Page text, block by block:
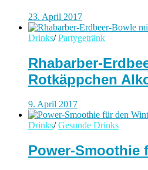
23. April 2017
Drinks/ Partygetränk
Rhabarber-
Rotkäppchen
9. April 2017
Drinks/ Gesunde Drinks
Power-Smoothie